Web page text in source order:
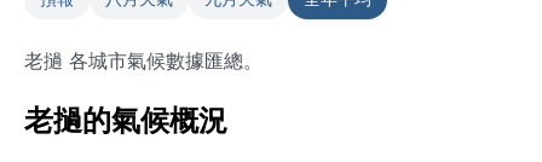
老撾 各城市氣候數據匯總。
老撾的氣候概況